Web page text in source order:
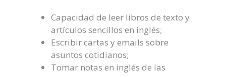
Capacidad de leer libros de texto y
artículos sencillos en inglés;
Escribir cartas y emails sobre
asuntos cotidianos;
Tomar notas en inglés de las